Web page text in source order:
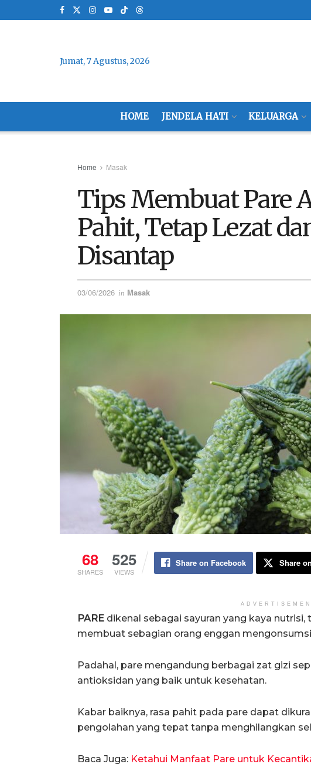
Jumat, 7 Agustus, 2026
HOME JENDELA HATI KELUARGA
Home Masak
Tips Membuat Pare
Pahit, Tetap Lezat
Disantap
03/06/2026 in Masak
68
SHARES
525
VIEWS
Share on Facebook Share
PARE dikenal sebagai sayuran yang kaya
membuat sebagian orang enggan
Padahal, pare mengandung berbagai zat gizi
antioksidan yang baik untuk kesehatan.
Kabar baiknya, rasa pahit pada pare dapat
pengolahan yang tepat tanpa menghilangkan
Baca Juga: Ketahui Manfaat Pare untuk